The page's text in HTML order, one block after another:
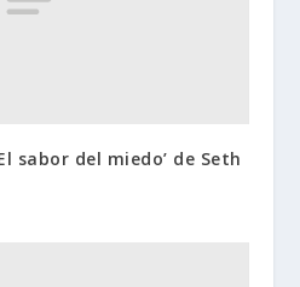
sabor del miedo’ de Seth